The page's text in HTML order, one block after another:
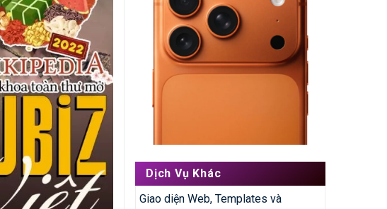
Dịch Vụ Khác
Giao diện Web, Templates và